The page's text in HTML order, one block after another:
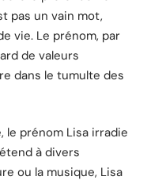
pas un vain mot,
vie. Le prénom, par
de valeurs
dans le tumulte des
le prénom Lisa irradie
à divers
ou la musique, Lisa